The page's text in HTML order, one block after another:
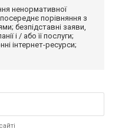
ненормативної
порівняння з
безпідставні заяви,
і / або її послуги;
інтернет-ресурси;